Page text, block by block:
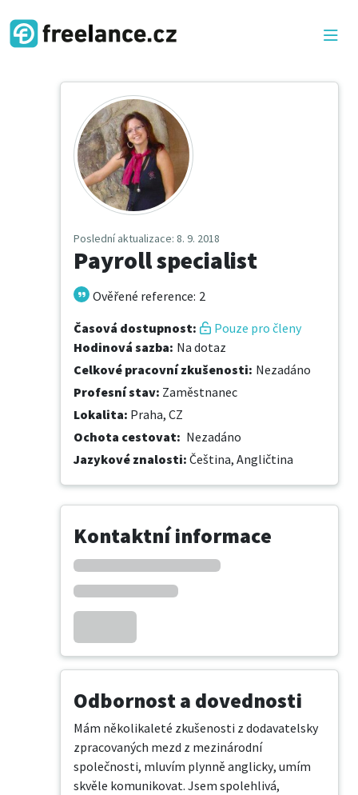
Poslední aktualizace: 8. 9. 2018
Payroll specialist
Ověřené reference: 2
Časová dostupnost:
Pouze pro členy
Hodinová sazba: Na dotaz
Celkové pracovní zkušenosti: Nezadáno
Profesní stav: Zaměstnanec
Lokalita: Praha, CZ
Ochota cestovat: Nezadáno
Jazykové znalosti: Čeština, Angličtina
Kontaktní informace
Odbornost a dovednosti
Mám několikaleté zkušenosti z dodavatelsky
zpracovaných mezd z mezinárodní
společnosti, mluvím plynně anglicky, umím
skvěle komunikovat. Jsem spolehlivá,